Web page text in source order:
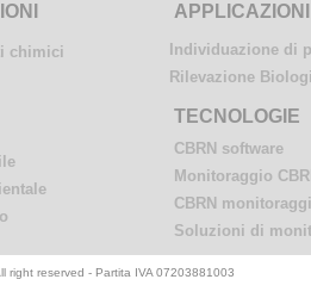
right reserved - Partita IVA 07203881003
APPLICAZIONI
TECNOLOGIE
chimici
Individuazione di
Rilevazione
CBRN software
Monitoraggio
CBRN
Soluzioni di